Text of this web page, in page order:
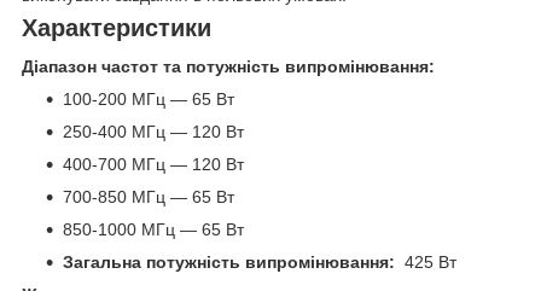
Характеристики
Діапазон частот та потужність випромінювання:
100-200 МГц — 65 Вт
250-400 МГц — 120 Вт
400-700 МГц — 120 Вт
700-850 МГц — 65 Вт
850-1000 МГц — 65 Вт
Загальна потужність випромінювання: 425 Вт